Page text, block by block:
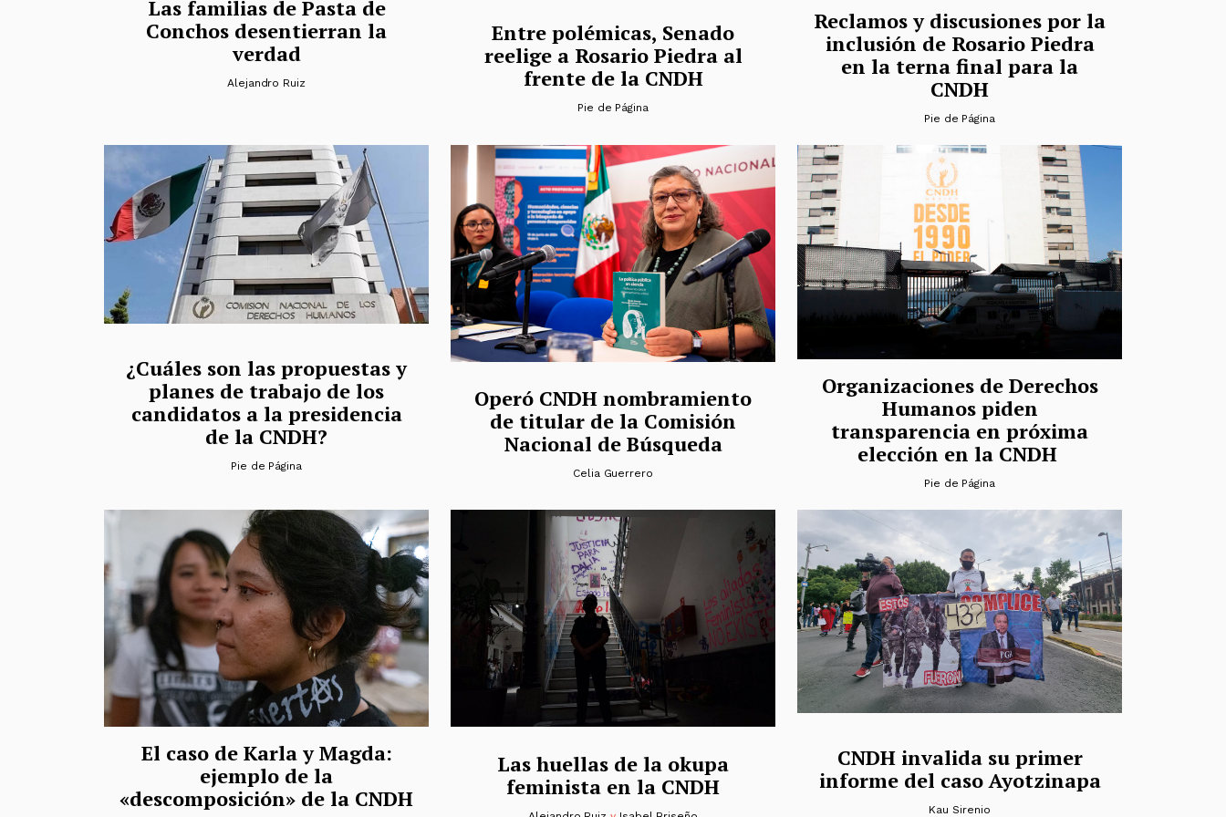
Las familias de Pasta de
Conchos desentierran la
verdad
Alejandro Ruiz
Entre polémicas, Senado
reelige a Rosario Piedra al
frente de la CNDH
Pie de Página
Reclamos y discusiones por la
inclusión de Rosario Piedra
en la terna final para la
CNDH
Pie de Página
¿Cuáles son las propuestas y
planes de trabajo de los
candidatos a la presidencia
de la CNDH?
Pie de Página
Operó CNDH nombramiento
de titular de la Comisión
Nacional de Búsqueda
Celia Guerrero
Organizaciones de Derechos
Humanos piden
transparencia en próxima
elección en la CNDH
Pie de Página
El caso de Karla y Magda:
ejemplo de la
«descomposición» de la CNDH
Las huellas de la okupa
feminista en la CNDH
CNDH invalida su primer
informe del caso Ayotzinapa
Kau Sirenio